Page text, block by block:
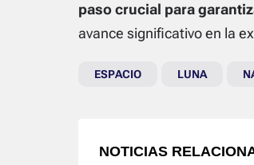
paso crucial para
avance significativo en la
ESPACIO LUNA
NOTICIAS